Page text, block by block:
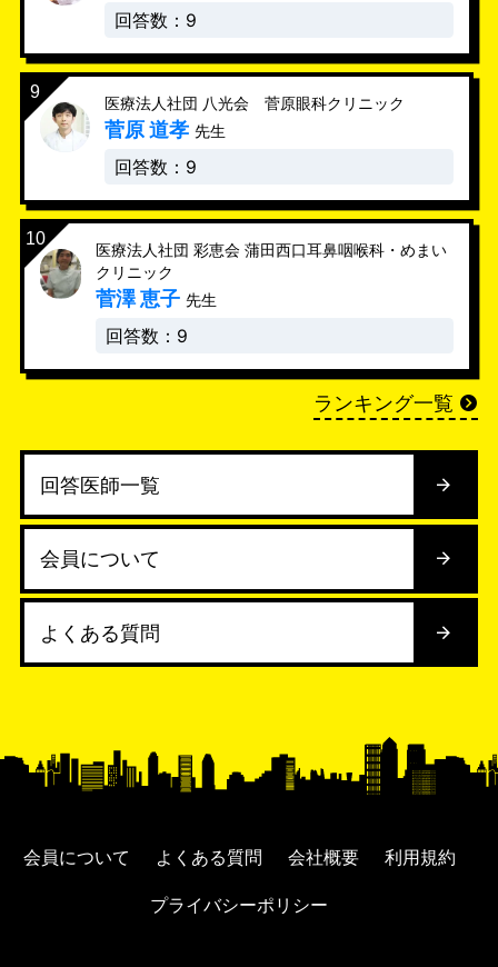
回答数：9
医療法人社団 八光会 菅原眼科クリニック
菅原 道孝 先生
回答数：9
医療法人社団 彩恵会 蒲田西口耳鼻咽喉科・めまい
クリニック
菅澤 恵子 先生
回答数：9
ランキング一覧
回答医師一覧
会員について
よくある質問
会員について よくある質問 会社概要 利用規約
プライバシーポリシー